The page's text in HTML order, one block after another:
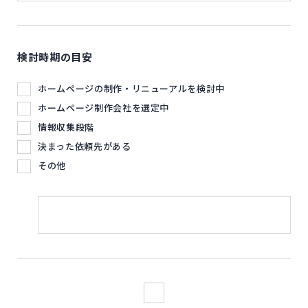
検討時期の目安
ホームページの制作・リニューアルを検討中
ホームページ制作会社を選定中
情報収集段階
決まった依頼先がある
その他